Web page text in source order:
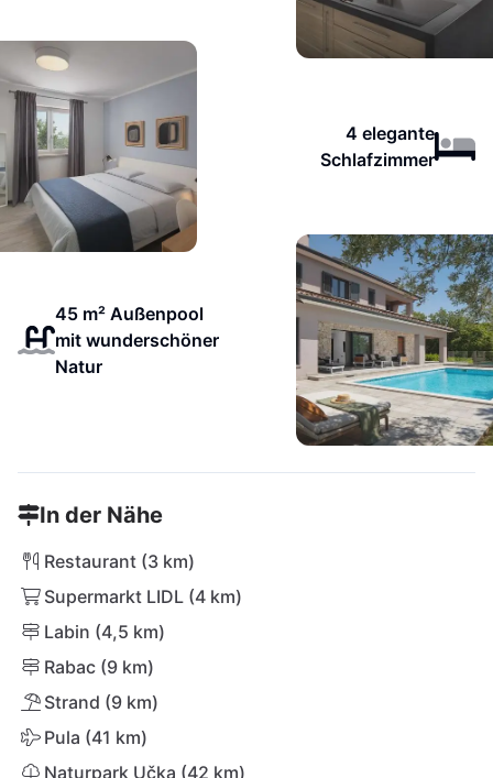
4 elegante
Schlafzimmer
45 m² Außenpool
mit wunderschöner
Natur
In der Nähe
Restaurant (3 km)
Supermarkt LIDL (4 km)
Labin (4,5 km)
Rabac (9 km)
Strand (9 km)
Pula (41 km)
Naturpark Učka (42 km)